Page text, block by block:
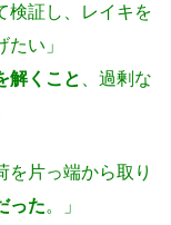
検証し、レイキを
い」
解くこと
、過剰な
を片っ端から取り
った。」